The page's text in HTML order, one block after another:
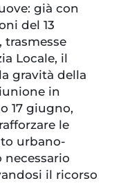
già con
del 13
trasmesse
Locale, il
gravità della
in
17 giugno,
le
urbano-
il ricorso